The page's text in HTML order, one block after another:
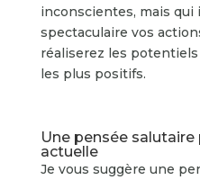
inconscientes, mais
spectaculaire vos
réaliserez les
les plus positifs.
Une pensée
actuelle
Je vous suggère une